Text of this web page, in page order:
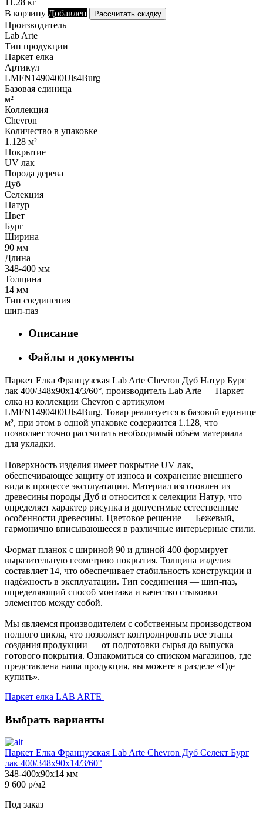
В корзину Добавлен Рассчитать скидку
Производитель
Lab Arte
Тип продукции
Паркет елка
Артикул
LMFN1490400Uls4Burg
Базовая единица
м²
Коллекция
Chevron
Количество в упаковке
1.128 м²
Покрытие
UV лак
Порода дерева
Дуб
Селекция
Натур
Цвет
Бург
Ширина
90 мм
Длина
348-400 мм
Толщина
14 мм
Тип соединения
шип-паз
Описание
Файлы и документы
Паркет Елка Французская Lab Arte Chevron Дуб Натур Бург
лак 400/348х90х14/3/60°, производитель Lab Arte — Паркет
елка из коллекции Chevron с артикулом
LMFN1490400Uls4Burg. Товар реализуется в базовой единице
м², при этом в одной упаковке содержится 1.128, что
позволяет точно рассчитать необходимый объём материала
для укладки.
Поверхность изделия имеет покрытие UV лак,
обеспечивающее защиту от износа и сохранение внешнего
вида в процессе эксплуатации. Материал изготовлен из
древесины породы Дуб и относится к селекции Натур, что
определяет характер рисунка и допустимые естественные
особенности древесины. Цветовое решение — Бежевый,
гармонично вписывающееся в различные интерьерные стили.
Формат планок с шириной 90 и длиной 400 формирует
выразительную геометрию покрытия. Толщина изделия
составляет 14, что обеспечивает стабильность конструкции и
надёжность в эксплуатации. Тип соединения — шип-паз,
определяющий способ монтажа и качество стыковки
элементов между собой.
Мы являемся производителем с собственным производством
полного цикла, что позволяет контролировать все этапы
создания продукции — от подготовки сырья до выпуска
готового покрытия. Ознакомиться со списком магазинов, где
представлена наша продукция, вы можете в разделе «Где
купить».
Паркет елка LAB ARTE
Выбрать варианты
Паркет Елка Французская Lab Arte Chevron Дуб Селект Бург
лак 400/348х90х14/3/60°
348-400х90х14 мм
9 600 р/м2
Под заказ